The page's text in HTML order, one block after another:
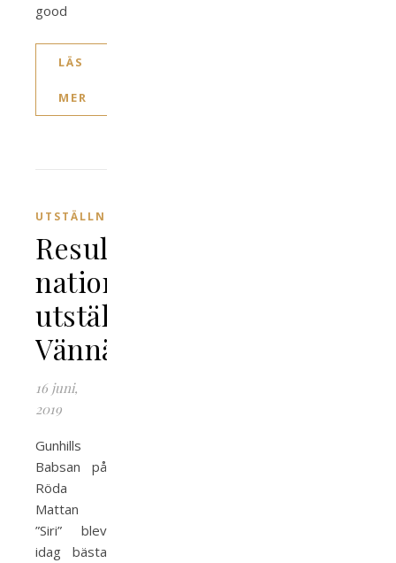
good
LÄS
MER
UTSTÄLLNING
Resultat
nationell
utställning
Vännäs
16 juni,
2019
Gunhills
Babsan på
Röda
Mattan
”Siri” blev
idag bästa